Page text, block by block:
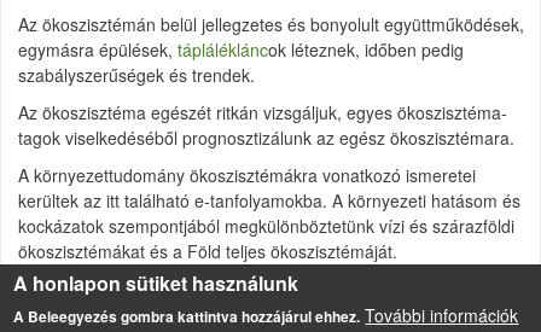
Az ökoszisztémán belül jellegzetes és bonyolult együttműködések,
egymásra épülések, táplálékláncok léteznek, időben pedig
szabályszerűségek és trendek.
Az ökoszisztéma egészét ritkán vizsgáljuk, egyes ökoszisztéma-
tagok viselkedéséből prognosztizálunk az egész ökoszisztémara.
A környezettudomány ökoszisztémákra vonatkozó ismeretei
kerültek az itt található e-tanfolyamokba. A környezeti hatásom és
kockázatok szempontjából megkülönböztetünk vízi és szárazföldi
ökoszisztémákat és a Föld teljes ökoszisztémáját.
A honlapon sütiket használunk
A Beleegyezés gombra kattintva hozzájárul ehhez. További információk